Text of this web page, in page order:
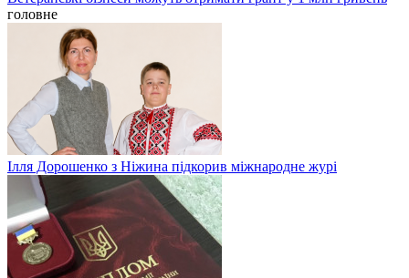
головне
Ілля Дорошенко з Ніжина підкорив міжнародне журі